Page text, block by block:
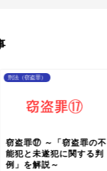
刑法（窃盗罪）
窃盗罪⑰ ～「窃盗罪の不
能犯と未遂犯に関する判
例」を解説～